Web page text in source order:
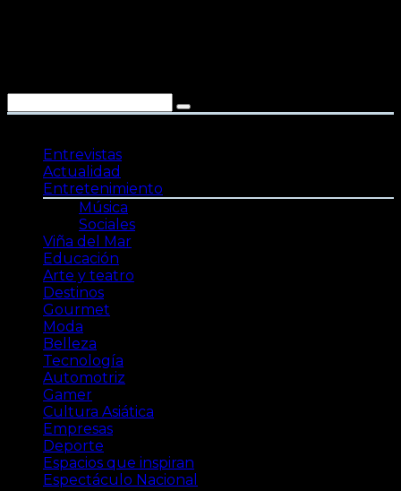
Entrevistas
Actualidad
Entretenimiento
Música
Sociales
Viña del Mar
Educación
Arte y teatro
Destinos
Gourmet
Moda
Belleza
Tecnología
Automotriz
Gamer
Cultura Asiática
Empresas
Deporte
Espacios que inspiran
Espectáculo Nacional